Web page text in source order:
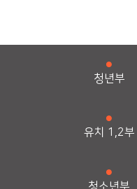
청년부
유치 1,2부
청소년부